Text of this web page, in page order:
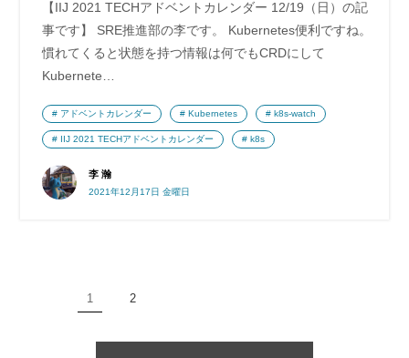
【IIJ 2021 TECHアドベントカレンダー 12/19（日）の記
事です】 SRE推進部の李です。 Kubernetes便利ですね。
慣れてくると状態を持つ情報は何でもCRDにして
Kubernete…
李 瀚
2021年12月17日 金曜日
アドベントカレンダー Kubernetes k8s-watch
IIJ 2021 TECHアドベントカレンダー k8s
1 2